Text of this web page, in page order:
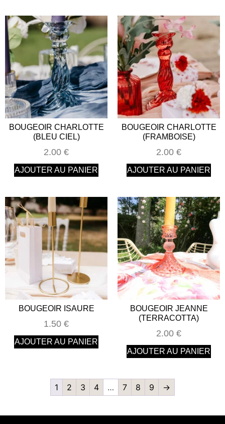
BOUGEOIR CHARLOTTE
(BLEU CIEL)
2.00 €
AJOUTER AU PANIER
BOUGEOIR CHARLOTTE
(FRAMBOISE)
2.00 €
AJOUTER AU PANIER
BOUGEOIR ISAURE
1.50 €
AJOUTER AU PANIER
BOUGEOIR JEANNE
(TERRACOTTA)
2.00 €
AJOUTER AU PANIER
1 2 3 4 … 7 8 9 →